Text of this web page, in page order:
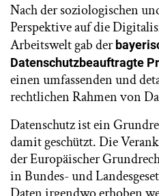
Nach der soziologischen
Perspektive auf die
Arbeitswelt gab der
Datenschutzbeauftragte
einen umfassenden und
rechtlichen Rahmen von
Datenschutz ist ein
damit geschützt. Die
der Europäischer
in Bundes- und